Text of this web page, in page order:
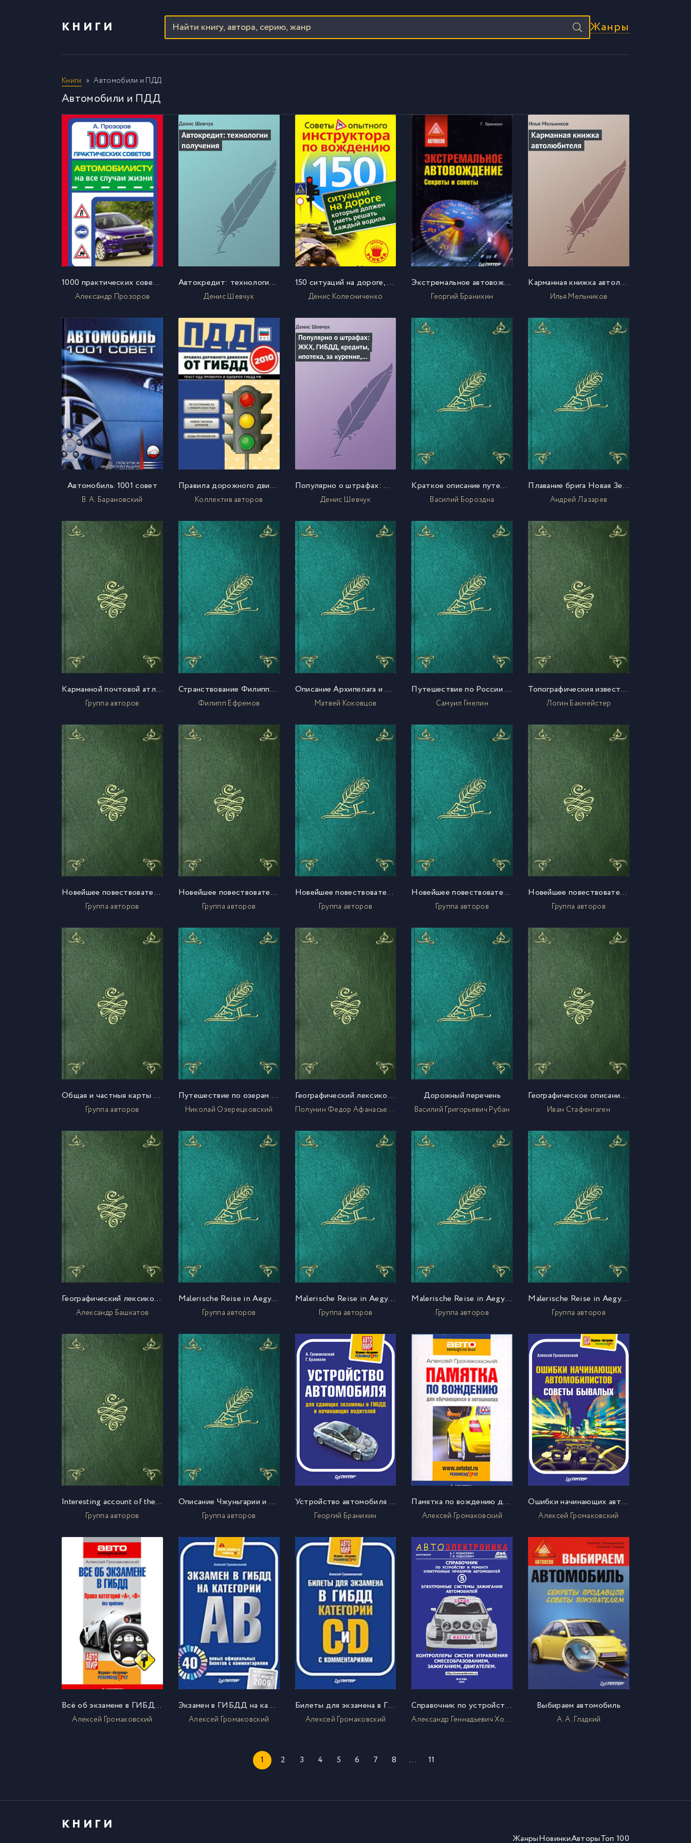
КНИГИ Жанры
Книги Автомобили и ПДД
Автомобили и ПДД
1000 практических советов автомобилисту на все случаи жизни
Александр Прозоров
Автокредит: технологии получения
Денис Шевчук
150 ситуаций на дороге, которые должен уметь решать каждый водила
Денис Колесниченко
Экстремальное автовождение.Секреты и советы
Георгий Бранихин
Карманная книжка автолюбителя
Илья Мельников
Автомобиль. 1001 совет
В. А. Барановский
Правила дорожного движения Российской федерации 2010 по состоянию на 1 января 2010 г.
Коллектив авторов
Популярно о штрафах: ЖКХ, ГИБДД, кредиты, ипотека, за курение, налоги, кадры, автоштрафы, административные, арбитраж
Денис Шевчук
Краткое описание путешествия российско-императорскаго посольства в Персию в 1817 году
Василий Бороздна
Плавание брига Новая Земля под начальством флота лейтенанта А. Лазарева в 1819 году
Андрей Лазарев
Карманной почтовой атлас всей Российской Империи разделенной на губернии
Группа авторов
Странствование Филиппа Ефремова в Киргизской степи, Бухарии, Хиве, Персии, Тибете и Индии ивозвращение его оттуда чрез Англию в Россию
Филипп Ефремов
Описание Архипелага и Варварийскаго берега
Матвей Коковцов
Путешествие по России для изследования трех царств естества. Ч. 1
Самуил Гмелин
Топографическия известия служащия для полнаго географическаго описания Российской империи
Логин Бакмейстер
Новейшее повествовательное землеописание всех четырех частей света. Ч. 1
Группа авторов
Новейшее повествовательное землеописание всех четырех частей света. Ч. 2
Группа авторов
Новейшее повествовательное землеописание всех четырех частей света. Ч. 3
Группа авторов
Новейшее повествовательное землеописание всех четырех частей света. Ч. 4
Группа авторов
Новейшее повествовательное землеописание всех четырех частей света. Ч. 5
Группа авторов
Общая и частныя карты принадлежащия к Краткому землеописанию Российскаго государства
Группа авторов
Путешествие по озерам Ладожскому и Онежскому
Николай Озерецковский
Географический лексикон Российскаго государства
Полунин Федор Афанасьевич
Дорожный перечень
Василий Григорьевич Рубан
Географическое описание реки Волги от Твери до Дмитревска для путешествия ея императорскаго величества по оной реке
Иван Стафенгаген
Географический лексикон для приискивания на картах по градусам широты и долготы
Александр Башкатов
Malerische Reise in Aegypten und Syrien ?ber Constantinopel nach Griechenland, Dalmatien, Illyrien, Neapel und Sicilien. Bd. 1
Группа авторов
Malerische Reise in Aegypten und Syrien ?ber Constantinopel nach Griechenland, Dalmatien, Illyrien, Neapel und Sicilien. Bd. 2
Группа авторов
Malerische Reise in Aegypten und Syrien ?ber Constantinopel nach Griechenland, Dalmatien, Illyrien, Neapel und Sicilien. Bd. 4
Группа авторов
Malerische Reise in Aegypten und Syrien ?ber Constantinopel nach Griechenland, Dalmatien, Illyrien, Neapel und Sicilien. Bd. 3
Группа авторов
Interesting account of the early voyages
Группа авторов
Описание Чжуньгарии и Восточного Туркистана. Ч. 1
Группа авторов
Устройство автомобиля для сдающих экзамены в ГИБДД и начинающих водителей
Георгий Бранихин
Памятка по вождению для обучающихся в автошколах
Алексей Громаковский
Ошибки начинающих автомобилистов. Советы бывалых
Алексей Громаковский
Всё об экзамене в ГИБДД. Права категорий «А», «В» без проблем
Алексей Громаковский
Экзамен в ГИБДД на категории А, В. 40 новых официальных билетов с комментариями
Алексей Громаковский
Билеты для экзамена в ГИБДД с комментариями. Категории С и D
Алексей Громаковский
Справочник по устройству и ремонту электронных приборов автомобилей. Часть 5. Электронные системы зажигания. Контроллеры систем управления смесеобразованием, зажиганием, двигателем
Александр Геннадьевич Ходасевич
Выбираем автомобиль
А. А. Гладкий
1 2 3 4 5 6 7 8 ... 11
КНИГИ
ЖанрыНовинкиАвторыТоп 100